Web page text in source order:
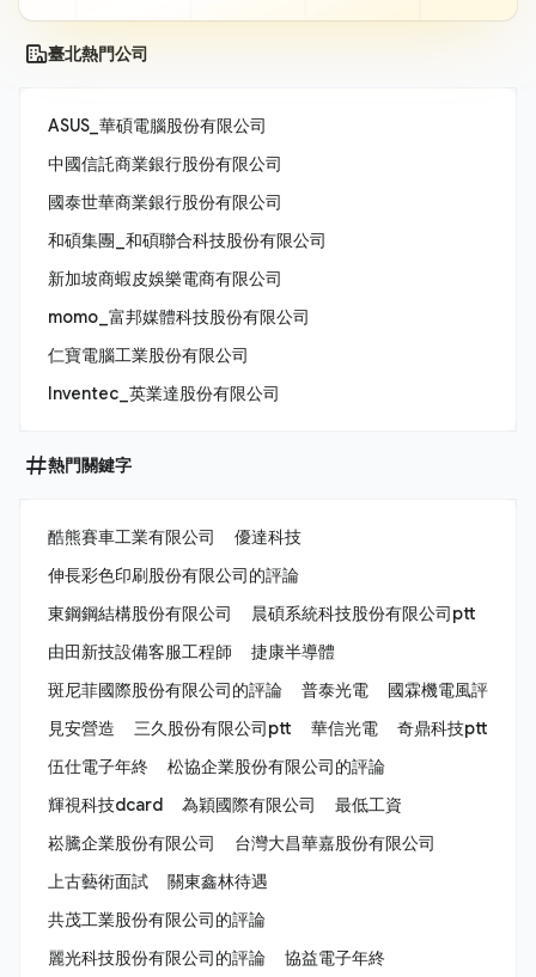
臺北熱門公司
ASUS_華碩電腦股份有限公司
中國信託商業銀行股份有限公司
國泰世華商業銀行股份有限公司
和碩集團_和碩聯合科技股份有限公司
新加坡商蝦皮娛樂電商有限公司
momo_富邦媒體科技股份有限公司
仁寶電腦工業股份有限公司
Inventec_英業達股份有限公司
熱門關鍵字
酷熊賽車工業有限公司
優達科技
伸長彩色印刷股份有限公司的評論
東鋼鋼結構股份有限公司
晨碩系統科技股份有限公司ptt
由田新技設備客服工程師
捷康半導體
斑尼菲國際股份有限公司的評論
普泰光電
國霖機電風評
見安營造
三久股份有限公司ptt 華信光電
奇鼎科技ptt
伍仕電子年終
松協企業股份有限公司的評論
輝視科技dcard
為穎國際有限公司
最低工資
崧騰企業股份有限公司
台灣大昌華嘉股份有限公司
上古藝術面試
關東鑫林待遇
共茂工業股份有限公司的評論
麗光科技股份有限公司的評論
協益電子年終